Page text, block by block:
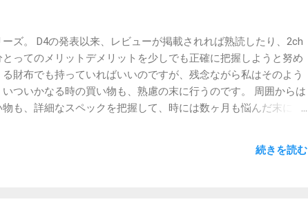
ズ。 D4の発表以来、レビューが掲載されれば熟読したり、2ch
ってのメリットデメリットを少しでも正確に把握しようと努め
財布でも持っていればいいのですが、残念ながら私はそのよう
ついかなる時の買い物も、熟慮の末に行うのです。 周囲からは
も、詳細なスペックを把握して、時には数ヶ月も悩んだ末に行
てから悩んだりはしないのです。 それでも、想定とは違う使い
は至らないこともままあります。D4がそういう機械でないこと
続きを読む